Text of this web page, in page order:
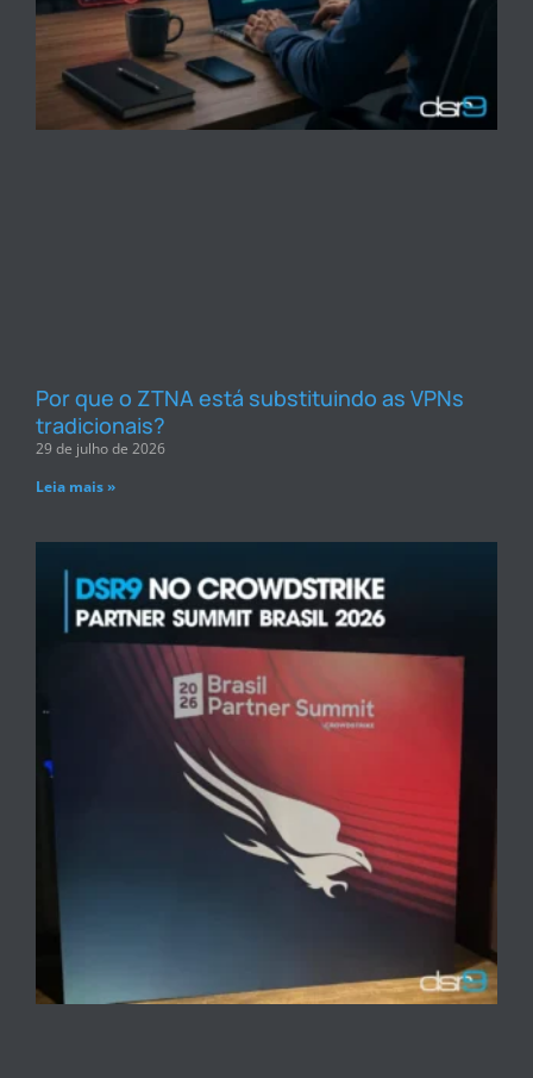
Por que o ZTNA está substituindo as VPNs
tradicionais?
29 de julho de 2026
Leia mais »